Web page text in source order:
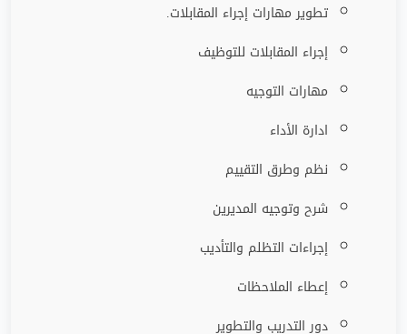
تطوير مهارات إجراء المقابلات.
إجراء المقابلات للتوظيف
مهارات التوجيه
ادارة الأداء
نظم وطرق التقييم
شرح وتوجيه المديرين
إجراءات التظلم والتأديب
إعطاء الملاحظات
دور التدريب والتطوير